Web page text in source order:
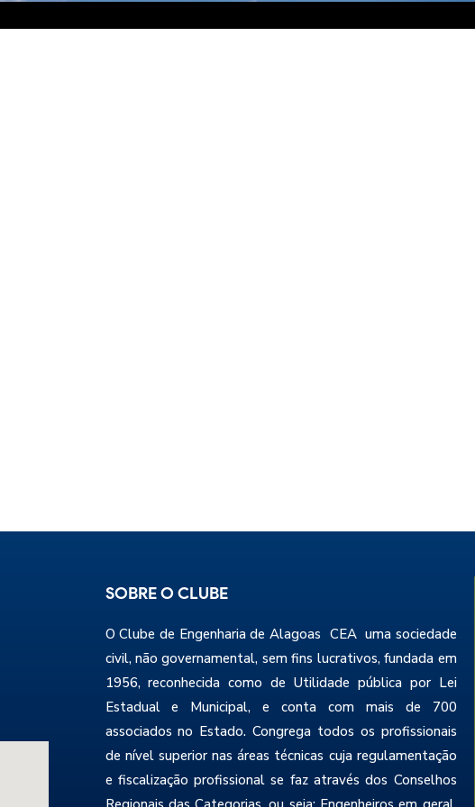
SOBRE O CLUBE
O Clube de Engenharia de Alagoas CEA uma sociedade
civil, não governamental, sem fins lucrativos, fundada em
1956, reconhecida como de Utilidade pública por Lei
Estadual e Municipal, e conta com mais de 700
associados no Estado. Congrega todos os profissionais
de nível superior nas áreas técnicas cuja regulamentação
e fiscalização profissional se faz através dos Conselhos